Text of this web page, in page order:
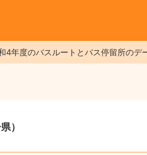
年度のバスルートとバス停留所のデ
）